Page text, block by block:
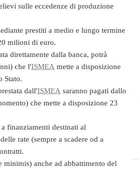
sulle eccedenze di produzione
prestiti a medio e lungo termine
milioni di euro.
direttamente dalla banca, potrà
che l'ISMEA mette a disposizione
Stato.
dall'ISMEA saranno pagati dallo
che mette a disposizione 23
finanziamenti destinati al
rate (sempre a scadere od a
minimis) anche ad abbattimento del